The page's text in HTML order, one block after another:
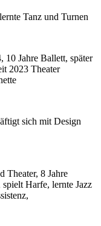
Tanz und Turnen
10 Jahre Ballett, später
2023 Theater
sich mit Design
Theater, 8 Jahre
Harfe, lernte Jazz